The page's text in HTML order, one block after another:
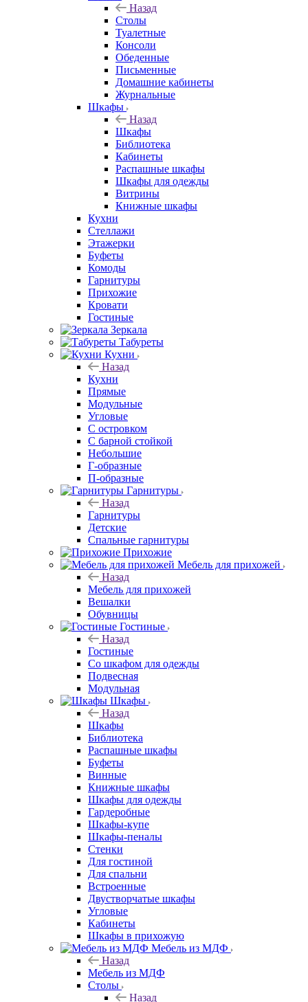
Назад
Столы
Туалетные
Консоли
Обеденные
Письменные
Домашние кабинеты
Журнальные
Шкафы
Назад
Шкафы
Библиотека
Кабинеты
Распашные шкафы
Шкафы для одежды
Витрины
Книжные шкафы
Кухни
Стеллажи
Этажерки
Буфеты
Комоды
Гарнитуры
Прихожие
Кровати
Гостиные
Зеркала
Табуреты
Кухни
Назад
Кухни
Прямые
Модульные
Угловые
С островком
С барной стойкой
Небольшие
Г-образные
П-образные
Гарнитуры
Назад
Гарнитуры
Детские
Спальные гарнитуры
Прихожие
Мебель для прихожей
Назад
Мебель для прихожей
Вешалки
Обувницы
Гостиные
Назад
Гостиные
Со шкафом для одежды
Подвесная
Модульная
Шкафы
Назад
Шкафы
Библиотека
Распашные шкафы
Буфеты
Винные
Книжные шкафы
Шкафы для одежды
Гардеробные
Шкафы-купе
Шкафы-пеналы
Стенки
Для гостиной
Для спальни
Встроенные
Двустворчатые шкафы
Угловые
Кабинеты
Шкафы в прихожую
Мебель из МДФ
Назад
Мебель из МДФ
Столы
Назад